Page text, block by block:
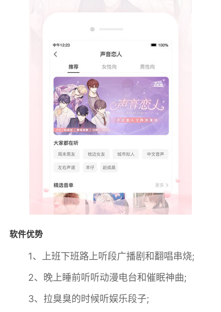
软件优势
1、上班下班路上听段广播剧和翻唱串烧;
2、晚上睡前听听动漫电台和催眠神曲;
3、拉臭臭的时候听娱乐段子;